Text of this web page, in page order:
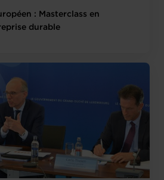
: Masterclass en
durable